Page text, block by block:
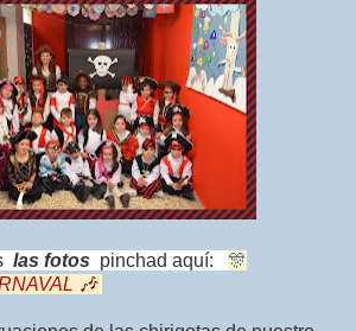
las fotos pinchad aquí: 🎊
🎶